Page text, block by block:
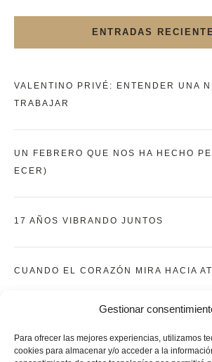
Gestionar
Para ofrecer las mejores experiencias, utilizamos
cookies para almacenar y/o acceder a la
ENTRADAS
VALENTINO PRIVÉ: ENTENDER UNA
TRABAJAR
UN FEBRERO QUE NOS HA HECHO
ECER)
17 AÑOS VIBRANDO JUNTOS
CUANDO EL CORAZÓN MIRA HACIA
OCIONES